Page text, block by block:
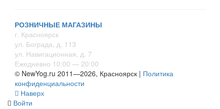
РОЗНИЧНЫЕ МАГАЗИНЫ
г. Красноярск
ул. Бограда, д. 113
ул. Навигационная, д. 7
Ежедневно 10:00 — 20:00
© NewYog.ru 2011—2026, Красноярск | Политика
конфиденциальности
Наверх
Войти